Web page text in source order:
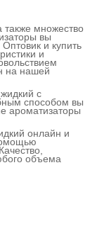
также множество
вы
и купить
и
на нашей
с
способом вы
ароматизаторы
онлайн и
объема